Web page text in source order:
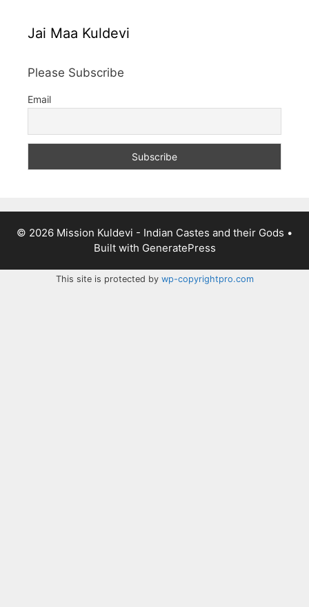
Jai Maa Kuldevi
Please Subscribe
Email
© 2026 Mission Kuldevi - Indian Castes and their Gods •
Built with GeneratePress
This site is protected by wp-copyrightpro.com